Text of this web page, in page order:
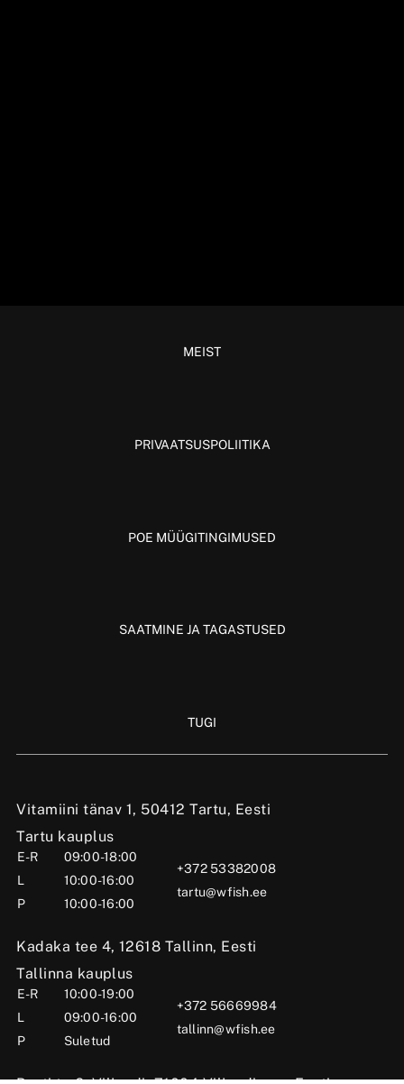
Vitamiini tänav 1, 50412 Tartu, Eesti
Tartu kauplus
E-R
09:00-18:00
L
10:00-16:00
P
10:00-16:00
+372 53382008
tartu@wfish.ee
Kadaka tee 4, 12618 Tallinn, Eesti
Tallinna kauplus
E-R
10:00-19:00
L
09:00-16:00
P
Suletud
+372 56669984
tallinn@wfish.ee
MEIST
PRIVAATSUSPOLIITIKA
POE MÜÜGITINGIMUSED
SAATMINE JA TAGASTUSED
TUGI